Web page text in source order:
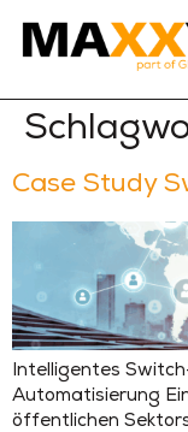
Case Study
Intelligentes
Automatisierung
öffentlichen